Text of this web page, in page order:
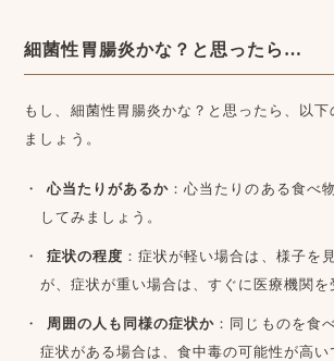
細菌性胃腸炎かな？と思ったら…
もし、細菌性胃腸炎かな？と思ったら、以
ましょう。
心当たりがあるか ：心当たりのある食べ
してみましょう。
症状の程度 ：症状が軽い場合は、様子を
が、症状が重い場合は、すぐに医療機関を
周囲の人も同様の症状か ：同じものを食
症状がある場合は、食中毒の可能性が高い